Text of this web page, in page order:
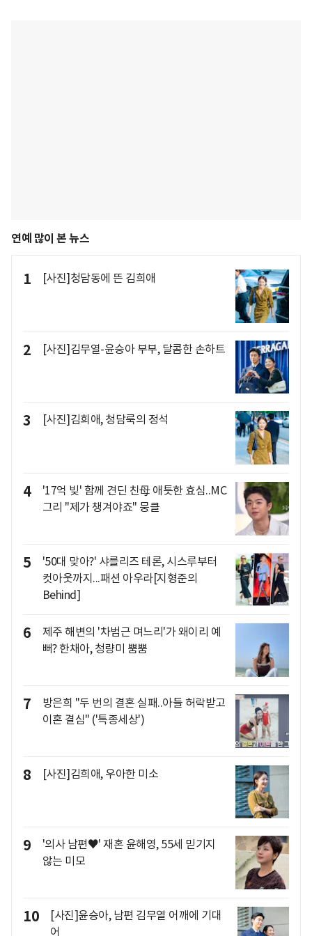
연예 많이 본 뉴스
1 [사진]청담동에 뜬 김희애
2 [사진]김무열-윤승아 부부, 달콤한 손하트
3 [사진]김희애, 청담룩의 정석
4
'17억 빚' 함께 견딘 친母 애틋한 효심..MC
그리 "제가 챙겨야죠" 뭉클
5
'50대 맞아?' 샤를리즈 테론, 시스루부터
컷아웃까지...패션 아우라[지형준의
Behind]
6
제주 해변의 '차범근 며느리'가 왜이리 예
뻐? 한채아, 청량미 뿜뿜
7
방은희 "두 번의 결혼 실패..아들 허락받고
이혼 결심" ('특종세상')
8 [사진]김희애, 우아한 미소
9
'의사 남편♥' 재혼 윤해영, 55세 믿기지
않는 미모
10
[사진]윤승아, 남편 김무열 어깨에 기대
어